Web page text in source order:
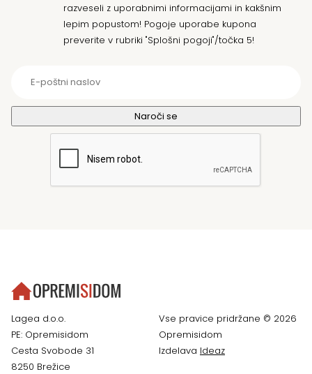
razveseli z uporabnimi informacijami in kakšnim
lepim popustom! Pogoje uporabe kupona
preverite v rubriki "Splošni pogoji"/točka 5!
Lagea d.o.o.
PE: Opremisidom
Cesta Svobode 31
8250 Brežice
Vse pravice pridržane © 2026
Opremisidom
Izdelava Ideaz